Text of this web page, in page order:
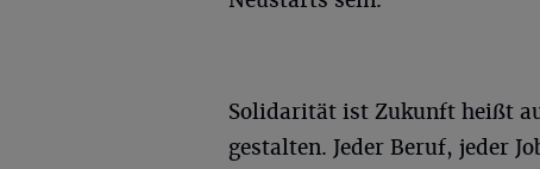
Solidarität ist Zukunft heißt
gestalten. Jeder Beruf, jeder